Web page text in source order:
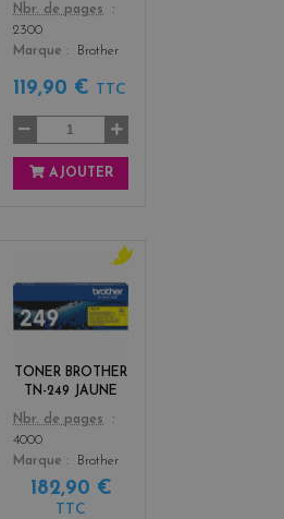
Color
Nbr. de pages
2300
Marque
Brother
119,90 € TTC
AJOUTER
TONER BROTHER
TN-249 JAUNE
Color
y
e
l
o
w
Nbr. de pages
4000
Marque
Brother
182,90 €
TTC